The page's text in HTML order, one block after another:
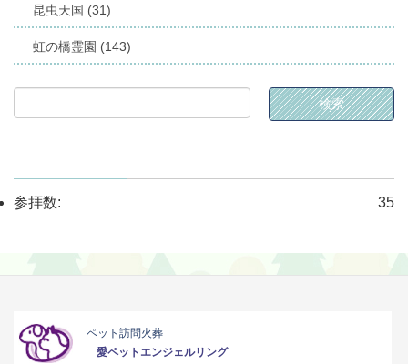
昆虫天国 (31)
虹の橋霊園 (143)
35
参拝数:
ペット訪問火葬
愛ペットエンジェルリング